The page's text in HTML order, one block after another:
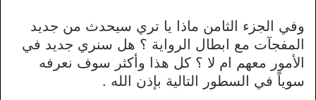
وفي الجزء الثامن ماذا يا تري سيحدث من جديد
المفجآت مع ابطال الرواية ؟ هل سنري جديد في
الأمور معهم ام لا ؟ كل هذا وأكثر سوف نعرفه
سوياً في السطور التالية بإذن الله .